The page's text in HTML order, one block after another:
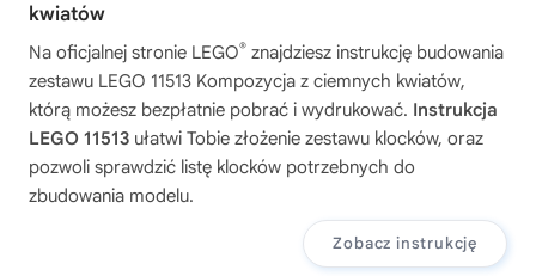
kwiatów
Na oficjalnej stronie LEGO® znajdziesz instrukcję budowania
zestawu LEGO 11513 Kompozycja z ciemnych kwiatów,
którą możesz bezpłatnie pobrać i wydrukować. Instrukcja
LEGO 11513 ułatwi Tobie złożenie zestawu klocków, oraz
pozwoli sprawdzić listę klocków potrzebnych do
zbudowania modelu.
Zobacz instrukcję